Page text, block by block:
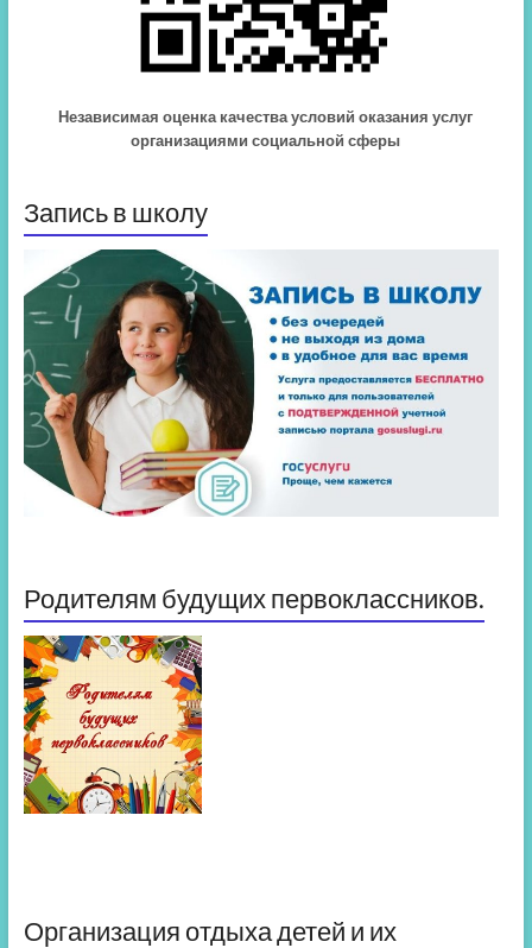
Независимая оценка качества условий оказания услуг
организациями социальной сферы
Запись в школу
Родителям будущих первоклассников.
Организация отдыха детей и их